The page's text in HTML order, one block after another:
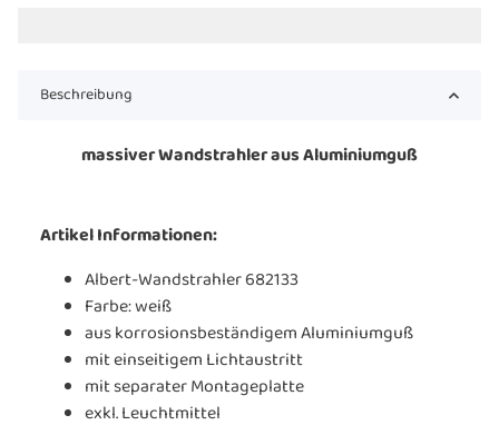
Beschreibung
massiver Wandstrahler aus Aluminiumguß
Artikel Informationen:
Albert-Wandstrahler 682133
Farbe: weiß
aus korrosionsbeständigem Aluminiumguß
mit einseitigem Lichtaustritt
mit separater Montageplatte
exkl. Leuchtmittel